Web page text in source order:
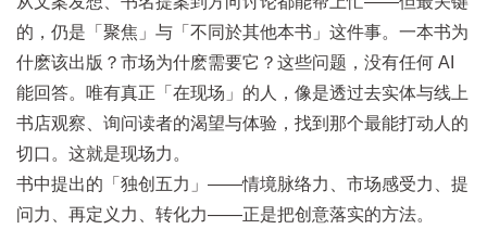
的，仍是「聚焦」与「不同於其他本书」这件事。一本书为
什麽该出版？市场为什麽需要它？这些问题，没有任何 AI
能回答。唯有真正「在现场」的人，像是透过去实体与线上
书店观察、询问读者的渴望与体验，找到那个最能打动人的
切口。这就是现场力。
书中提出的「独创五力」——情境脉络力、市场感受力、提
问力、再定义力、转化力——正是把创意落实的方法。